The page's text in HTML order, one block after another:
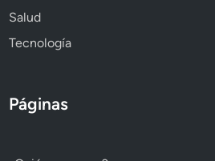
Salud
Tecnología
Páginas